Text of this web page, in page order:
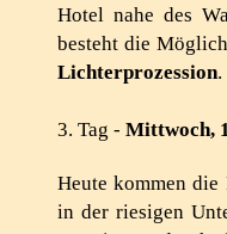
Hotel nahe des
besteht die
Lichterprozession.
3. Tag - Mittwoch,
Heute kommen
in der riesigen